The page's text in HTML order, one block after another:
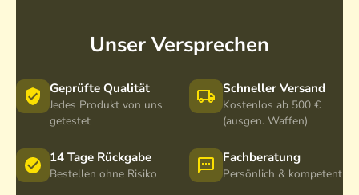
c
u
s
g
e
w
Unser Versprechen
Geprüfte Qualität
Jedes Produkt von uns
getestet
Schneller Versand
Kostenlos ab 500 €
(ausgen. Waffen)
14 Tage Rückgabe
Bestellen ohne Risiko
Fachberatung
Persönlich & kompetent